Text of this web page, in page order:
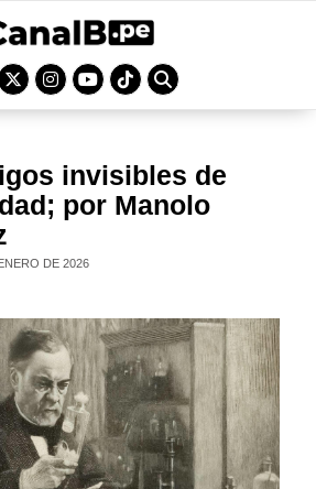
invisibles de
por Manolo
DE 2026